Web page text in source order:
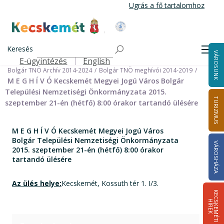
tartalomra
Ugrás a fő tartalomhoz
Kecskemét Város Honlapja
Keresés
Felső navigáció
E-ügyintézés English VÁROSUNK
TURIZMUS
VÁROSHÁZA
K
E
C
S
K
E
M
É
T
I
HÍ
R
E
K
Önkormányzat
Nemzetiségi Önkormányzatok
Bolgár Települési Nemzetiségi Önkormányzat
Bolgár TNÖ Archív 2014-2024
Bolgár TNÖ meghívói 2014-2019
M E G H Í V Ó Kecskemét Megyei Jogú Város Bolgár
Települési Nemzetiségi Önkormányzata 2015.
szeptember 21-én (hétfő) 8:00 órakor tartandó ülésére
M E G H Í V Ó Kecskemét Megyei Jogú Város
Bolgár Települési Nemzetiségi Önkormányzata
2015. szeptember 21-én (hétfő) 8:00 órakor
tartandó ülésére
Az ülés helye:Kecskemét, Kossuth tér 1. I/3.